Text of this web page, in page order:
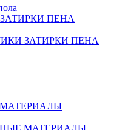
ПЕНА
ЗАТИРКИ ПЕНА
МАТЕРИАЛЫ